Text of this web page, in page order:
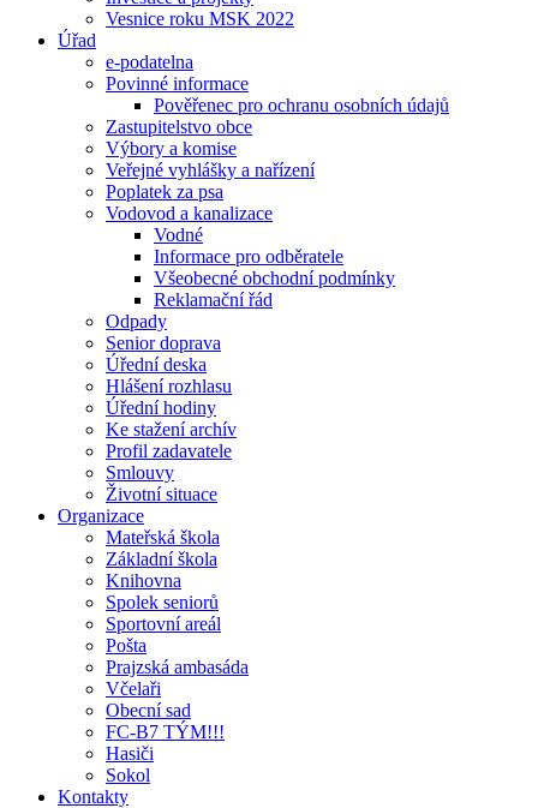
Vesnice roku MSK 2022
Úřad
e-podatelna
Povinné informace
Pověřenec pro ochranu osobních údajů
Zastupitelstvo obce
Výbory a komise
Veřejné vyhlášky a nařízení
Poplatek za psa
Vodovod a kanalizace
Vodné
Informace pro odběratele
Všeobecné obchodní podmínky
Reklamační řád
Odpady
Senior doprava
Úřední deska
Hlášení rozhlasu
Úřední hodiny
Ke stažení archív
Profil zadavatele
Smlouvy
Životní situace
Organizace
Mateřská škola
Základní škola
Knihovna
Spolek seniorů
Sportovní areál
Pošta
Prajzská ambasáda
Včelaři
Obecní sad
FC-B7 TÝM!!!
Hasiči
Sokol
Kontakty